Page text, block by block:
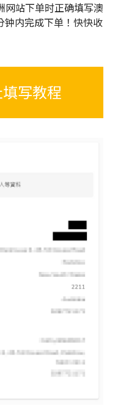
网站下单时正确填写澳
钟内完成下单！快快收
写教程